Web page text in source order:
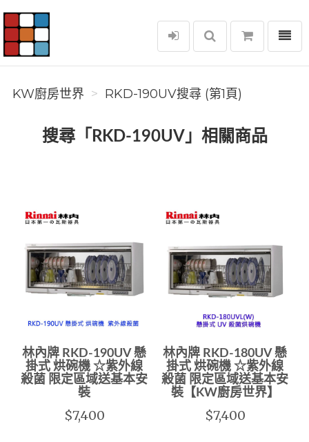
KW廚房世界
選單
KW廚房世界 RKD-190UV搜尋 (第1頁)
搜尋「RKD-190UV」相關商品
林內牌 RKD-190UV 懸
掛式 烘碗機 ☆紫外線
殺菌 限定區域送基本安
裝
$7,400
林內牌 RKD-180UV 懸
掛式 烘碗機 ☆紫外線
殺菌 限定區域送基本安
裝【KW廚房世界】
$7,400